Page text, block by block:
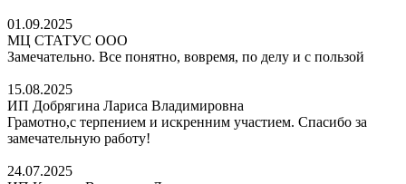
01.09.2025
МЦ СТАТУС ООО
Замечательно. Все понятно, вовремя, по делу и с пользой
15.08.2025
ИП Добрягина Лариса Владимировна
Грамотно,с терпением и искренним участием. Спасибо за
замечательную работу!
24.07.2025